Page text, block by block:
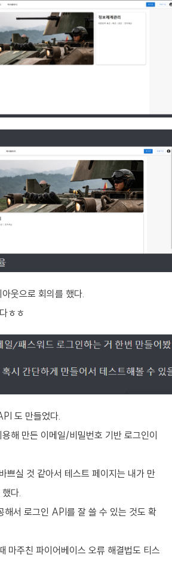
웃으로 회의를 했다.
ㅎㅎ
도 만들었다.
해 만든 이메일/비밀번호 기반 로그인이
쁘실 것 같아서 테스트 페이지는 내가 만
다.
해서 로그인 API를 잘 쓸 수 있는 것도 확
마주친 파이어베이스 오류 해결법도 티스